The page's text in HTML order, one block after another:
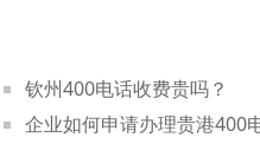
钦州400电话收费贵吗？